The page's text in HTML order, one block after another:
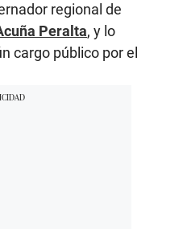
regional de
Peralta, y lo
cargo público por el